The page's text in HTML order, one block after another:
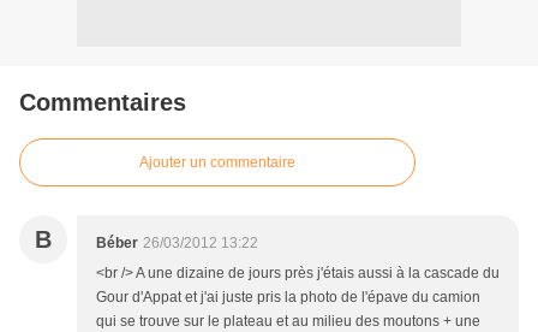
Commentaires
Ajouter un commentaire
B Béber 26/03/2012 13:22
<br /> A une dizaine de jours près j'étais aussi à la cascade du
Gour d'Appat et j'ai juste pris la photo de l'épave du camion
qui se trouve sur le plateau et au milieu des moutons + une